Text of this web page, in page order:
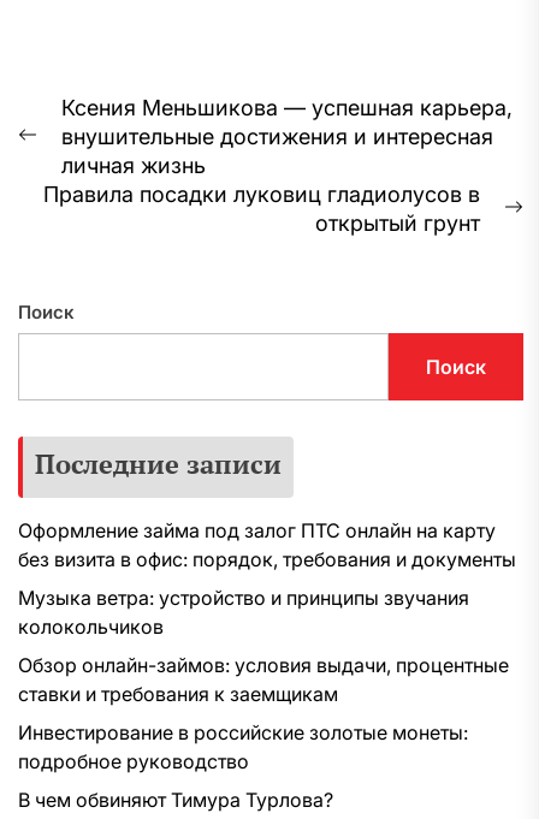
Навигация
по
записям
Предыдущая
запись:
Ксения Меньшикова — успешная карьера,
внушительные достижения и интересная
личная жизнь
Правила посадки луковиц гладиолусов в
открытый грунт
Поиск
Поиск
Последние записи
Оформление займа под залог ПТС онлайн на карту
без визита в офис: порядок, требования и документы
Музыка ветра: устройство и принципы звучания
колокольчиков
Обзор онлайн-займов: условия выдачи, процентные
ставки и требования к заемщикам
Инвестирование в российские золотые монеты:
подробное руководство
В чем обвиняют Тимура Турлова?